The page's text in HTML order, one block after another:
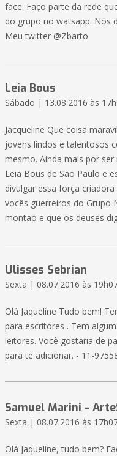
face. Faço parte da rede
do grupo no watsapp. Nós
Meu twitter @Zbarto
Leia Bous
Sábado | 13.08.2016 às
Jacqueline Que coisa
jovens lindos e talentosos
mesmo. Ainda mais por
Leia Bous de São Paulo e
divulgar essa força
vocês guerreiros do Grupo
montão e que os deuses
Ulisses Sebrian
Sexta | 08.07.2016 às
Olá Jaqueline Tudo bem!
para escritores . Tem
leitores. Você gostaria de
para te adicionar. - 11-
Samuel Marini -
Sexta | 08.07.2016 às
Olá Jaqueline, tudo bem?